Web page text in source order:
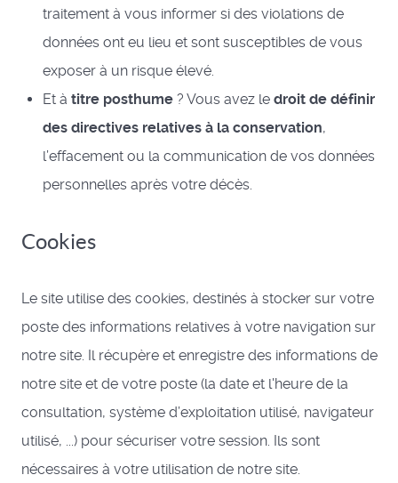
traitement à vous informer si des violations de
données ont eu lieu et sont susceptibles de vous
exposer à un risque élevé.
Et à titre posthume ? Vous avez le droit de définir
des directives relatives à la conservation,
l’effacement ou la communication de vos données
personnelles après votre décès.
Cookies
Le site utilise des cookies, destinés à stocker sur votre
poste des informations relatives à votre navigation sur
notre site. Il récupère et enregistre des informations de
notre site et de votre poste (la date et l'heure de la
consultation, système d’exploitation utilisé, navigateur
utilisé, ...) pour sécuriser votre session. Ils sont
nécessaires à votre utilisation de notre site.